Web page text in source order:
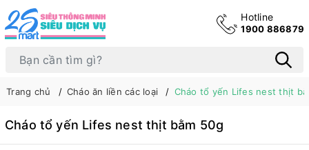
Hotline
1900 886879
Trang chủ Cháo ăn liền các loại Cháo tổ yến Lifes nest thịt
Cháo tổ yến Lifes nest thịt bằm 50g